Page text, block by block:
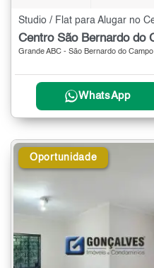
Grande ABC - São Bernardo do Campo
WhatsApp
Oportunidade